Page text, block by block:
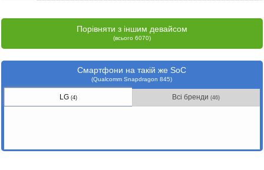
Порівняти з іншим девайсом
(всього 6070)
Смартфони на такій же SoC
(Qualcomm Snapdragon 845)
LG (4) Всі бренди(46)